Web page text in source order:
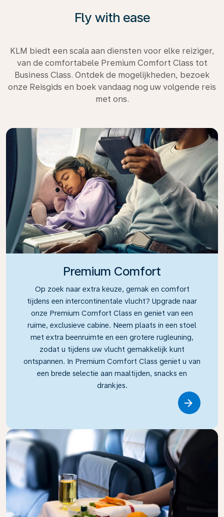
Fly with ease
KLM biedt een scala aan diensten voor elke reiziger,
van de comfortabele Premium Comfort Class tot
Business Class. Ontdek de mogelijkheden, bezoek
onze Reisgids en boek vandaag nog uw volgende reis
met ons.
Premium Comfort
Op zoek naar extra keuze, gemak en comfort
tijdens een intercontinentale vlucht? Upgrade naar
onze Premium Comfort Class en geniet van een
ruime, exclusieve cabine. Neem plaats in een stoel
met extra beenruimte en een grotere rugleuning,
zodat u tijdens uw vlucht gemakkelijk kunt
ontspannen. In Premium Comfort Class geniet u van
een brede selectie aan maaltijden, snacks en
drankjes.